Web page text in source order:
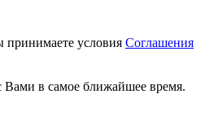
условия Соглашения
Вами в самое ближайшее время.